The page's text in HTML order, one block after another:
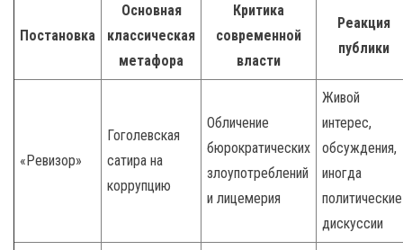
Постановка
Основная
классическая
метафора
Критика
современной
власти
Реакция
публики
«Ревизор»
Гоголевская
сатира на
коррупцию
Обличение
бюрократических
злоупотреблений
и лицемерия
Живой
интерес,
обсуждения,
иногда
политические
дискуссии